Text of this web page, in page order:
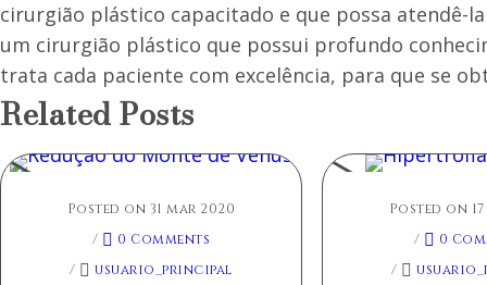
cirurgião plástico capacitado e que possa atendê-
um cirurgião plástico que possui profundo
trata cada paciente com excelência, para que se
Related Posts
Posted on 31 mar 2020
/
0 Comments
/
usuario_principal
Posted on
/
0
/